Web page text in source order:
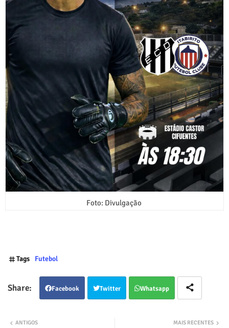
Foto: Divulgação
Tags Futebol
Facebook Twitter Whatsapp
MAIS RECENTES
ANTIGOS